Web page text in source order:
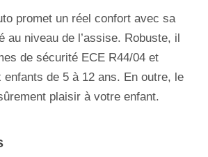
promet un réel confort avec sa
au niveau de l’assise. Robuste, il
de sécurité ECE R44/04 et
enfants de 5 à 12 ans. En outre, le
plaisir à votre enfant.